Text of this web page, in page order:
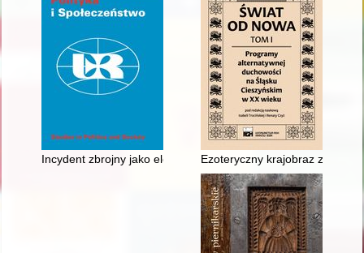
Incydent zbrojny jako element walki dyplomatycznej na
Ezoteryczny krajobraz zdrowia